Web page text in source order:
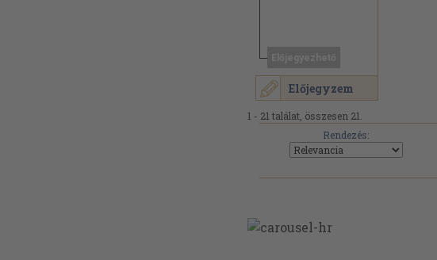
Előjegyzem
1 - 21 találat, összesen 21.
Rendezés: